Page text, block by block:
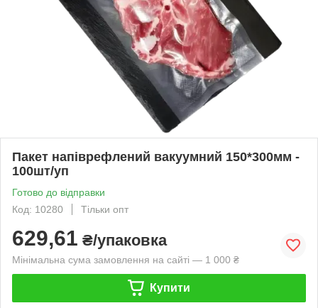
Пакет напіврефлений вакуумний 150*300мм -
100шт/уп
Готово до відправки
Код: 10280
Тільки опт
629,61 ₴/упаковка
Мінімальна сума замовлення на сайті — 1 000 ₴
Купити